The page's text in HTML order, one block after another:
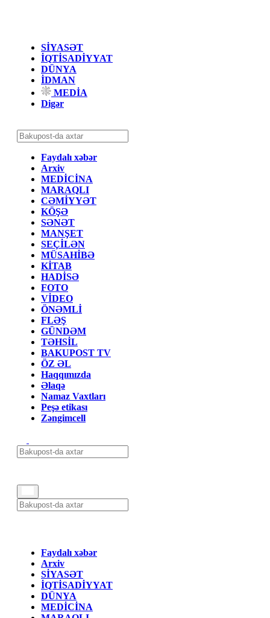
SİYASƏT
İQTİSADİYYAT
DÜNYA
İDMAN
MEDİA
Digər
Faydalı xəbər
Arxiv
MEDİCİNA
MARAQLI
CƏMİYYƏT
KÖŞƏ
SƏNƏT
MANŞET
SEÇİLƏN
MÜSAHİBƏ
KİTAB
HADİSƏ
FOTO
VİDEO
ÖNƏMLİ
FLƏŞ
GÜNDƏM
TƏHSİL
BAKUPOST TV
ÖZ ƏL
Haqqımızda
Əlaqə
Namaz Vaxtları
Peşə etikası
Zəngimcell
Faydalı xəbər
Arxiv
SİYASƏT
İQTİSADİYYAT
DÜNYA
MEDİCİNA